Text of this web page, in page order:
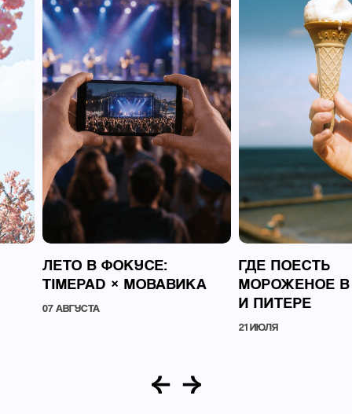
ЛЕТО В ФОКУСЕ:
TIMEPAD × МОВАВИКА
07 АВГУСТА
ГДЕ ПОЕСТЬ
МОРОЖЕНОЕ
И ПИТЕРЕ
21 ИЮЛЯ